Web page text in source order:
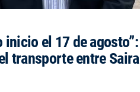
inicio el 17 de
transporte entre